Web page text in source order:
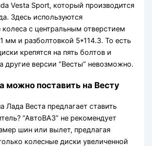
Vesta Sport, который производится
Здесь используются
колеса с центральным отверстием
мм и разболтовкой 5*114.3. То есть
крепятся на пять болтов и
другие версии “Весты” невозможно.
можно поставить на Весту
Лада Веста предлагает ставить
“АвтоВАЗ” не рекомендует
шин или вылет, предлагая
колесные диски увеличенной